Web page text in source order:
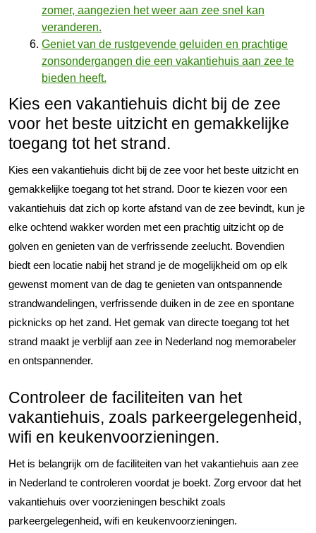
zomer, aangezien het weer aan zee snel kan
veranderen.
Geniet van de rustgevende geluiden en prachtige
zonsondergangen die een vakantiehuis aan zee te
bieden heeft.
Kies een vakantiehuis dicht bij de zee
voor het beste uitzicht en gemakkelijke
toegang tot het strand.
Kies een vakantiehuis dicht bij de zee voor het beste uitzicht en
gemakkelijke toegang tot het strand. Door te kiezen voor een
vakantiehuis dat zich op korte afstand van de zee bevindt, kun je
elke ochtend wakker worden met een prachtig uitzicht op de
golven en genieten van de verfrissende zeelucht. Bovendien
biedt een locatie nabij het strand je de mogelijkheid om op elk
gewenst moment van de dag te genieten van ontspannende
strandwandelingen, verfrissende duiken in de zee en spontane
picknicks op het zand. Het gemak van directe toegang tot het
strand maakt je verblijf aan zee in Nederland nog memorabeler
en ontspannender.
Controleer de faciliteiten van het
vakantiehuis, zoals parkeergelegenheid,
wifi en keukenvoorzieningen.
Het is belangrijk om de faciliteiten van het vakantiehuis aan zee
in Nederland te controleren voordat je boekt. Zorg ervoor dat het
vakantiehuis over voorzieningen beschikt zoals
parkeergelegenheid, wifi en keukenvoorzieningen.